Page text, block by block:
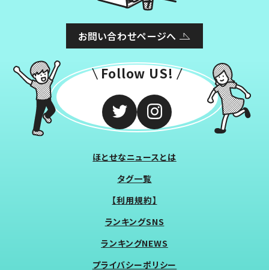
お問い合わせページへ
Follow US!
ほとせなニュースとは
タグ一覧
【利用規約】
ランキングSNS
ランキングNEWS
プライバシーポリシー